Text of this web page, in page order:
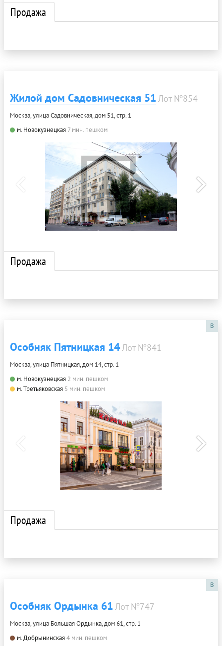
Продажа
Жилой дом Садовническая 51 Лот №854
Москва, улица Садовническая, дом 51, стр. 1
м. Новокузнецкая 7 мин. пешком
Продажа
B
Особняк Пятницкая 14Лот №841
Москва, улица Пятницкая, дом 14, стр. 1
м. Новокузнецкая 2 мин. пешком
м. Третьяковская 5 мин. пешком
Продажа
B
Особняк Ордынка 61 Лот №747
Москва, улица Большая Ордынка, дом 61, стр. 1
м. Добрынинская4 мин. пешком